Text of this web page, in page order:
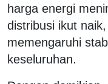
harga energi
distribusi ikut
memengaruhi
keseluruhan.